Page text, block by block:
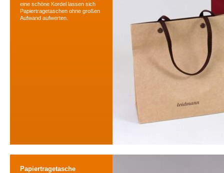
eine schöne Kordel lassen sich
Papiertragetaschen ohne großen
Aufwand aufwerten.
Papiertragetasche